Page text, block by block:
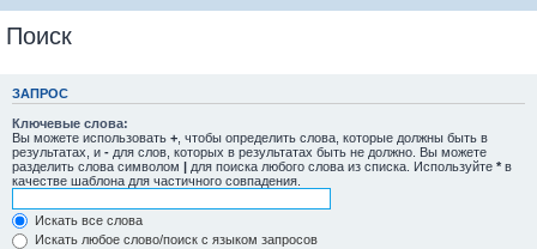
Поиск
ЗАПРОС
Ключевые слова:
Вы можете использовать + , чтобы определить слова, которые должны быть в
результатах, и - для слов, которых в результатах быть не должно. Вы можете
разделить слова символом | для поиска любого слова из списка. Используйте * в
качестве шаблона для частичного совпадения.
Искать все слова
Искать любое слово/поиск с языком запросов